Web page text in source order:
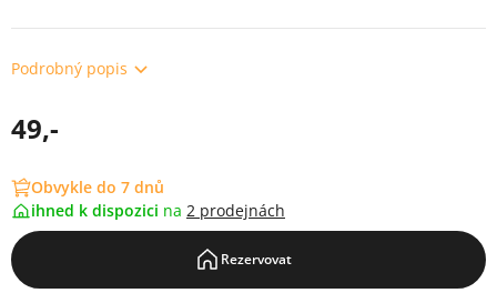
Podrobný popis
49,-
Obvykle do 7 dnů
ihned k dispozici na 2 prodejnách
Rezervovat